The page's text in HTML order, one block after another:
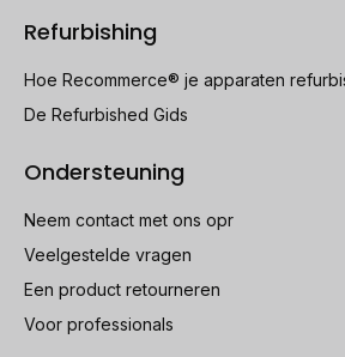
Refurbishing
Hoe Recommerce® je apparaten
De Refurbished Gids
Ondersteuning
Neem contact met ons opr
Veelgestelde vragen
Een product retourneren
Voor professionals